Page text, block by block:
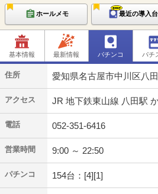
ホールメモ 最近の導入台
基本情報 最新情報 パチンコ パチ
住所 愛知県名古屋市中川区八
アクセス JR 地下鉄東山線 八田駅
電話 052-351-6416
営業時間 9:00 ～ 22:50
パチンコ 154台：[4][1]